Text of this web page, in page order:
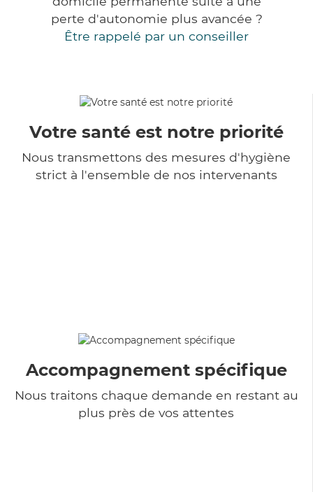
perte d'autonomie plus avancée ?
Être rappelé par un conseiller
Votre santé est notre priorité
Nous transmettons des mesures d'hygiène
strict à l'ensemble de nos intervenants
Accompagnement spécifique
Nous traitons chaque demande en restant au
plus près de vos attentes